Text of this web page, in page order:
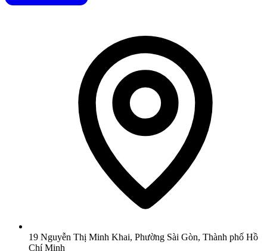
19 Nguyễn Thị Minh Khai, Phường Sài Gòn, Thành phố Hồ
Chí Minh